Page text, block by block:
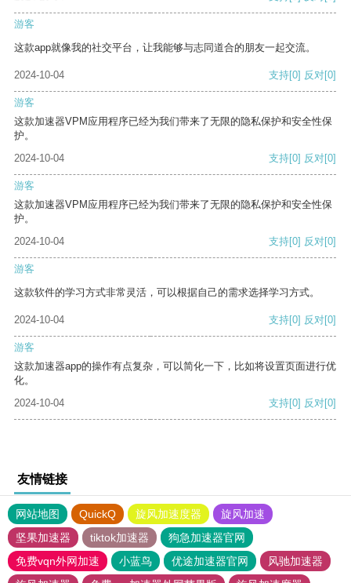
游客
这款app就像我的社交平台，让我能够与志同道合的朋友一起交流。
2024-10-04 支持[0] 反对[0]
游客
这款加速器VPM应用程序已经为我们带来了无限的隐私保护和安全性保
护。
2024-10-04
支持[0] 反对[0]
游客
这款加速器VPM应用程序已经为我们带来了无限的隐私保护和安全性保
护。
2024-10-04
支持[0] 反对[0]
游客
这款软件的学习方式非常灵活，可以根据自己的需求选择学习方式。
2024-10-04 支持[0] 反对[0]
游客
这款加速器app的操作有点复杂，可以简化一下，比如将设置页面进行优
化。
2024-10-04
支持[0] 反对[0]
友情链接
网站地图 QuickQ 旋风加速度器
旋风加速
坚果加速器
tiktok加速器
狗急加速器官网
免费vqn外网加速
小蓝鸟 优途加速器官网
风驰加速器